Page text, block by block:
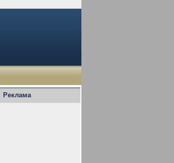
Реклама